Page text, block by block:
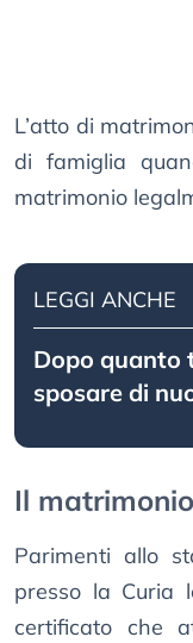
L’atto di
di famiglia
matrimonio
LEGGI ANCHE
Dopo quanto
sposare di
Il
Parimenti allo
presso la Curia
certificato che